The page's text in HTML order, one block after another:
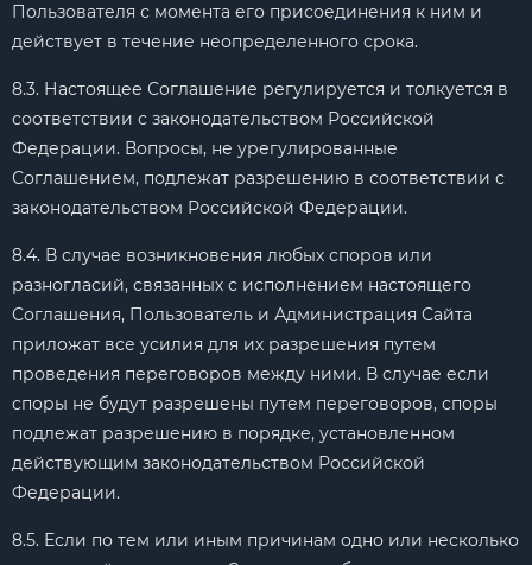
Пользователя с момента его присоединения к ним и
действует в течение неопределенного срока.
8.3. Настоящее Соглашение регулируется и толкуется в
соответствии с законодательством Российской
Федерации. Вопросы, не урегулированные
Соглашением, подлежат разрешению в соответствии с
законодательством Российской Федерации.
8.4. В случае возникновения любых споров или
разногласий, связанных с исполнением настоящего
Соглашения, Пользователь и Администрация Сайта
приложат все усилия для их разрешения путем
проведения переговоров между ними. В случае если
споры не будут разрешены путем переговоров, споры
подлежат разрешению в порядке, установленном
действующим законодательством Российской
Федерации.
8.5. Если по тем или иным причинам одно или несколько